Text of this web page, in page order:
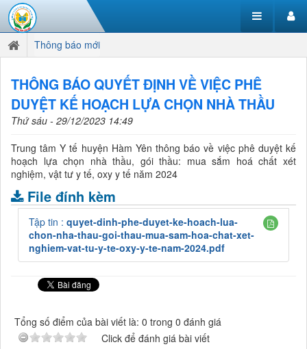
Thông báo mới
THÔNG BÁO QUYẾT ĐỊNH VỀ VIỆC PHÊ
DUYỆT KẾ HOẠCH LỰA CHỌN NHÀ THẦU
Thứ sáu - 29/12/2023 14:49
Trung tâm Y tế huyện Hàm Yên thông báo về việc phê duyệt kế
hoạch lựa chọn nhà thầu, gói thầu: mua sắm hoá chất xét
nghiệm, vật tư y tế, oxy y tế năm 2024
File đính kèm
Tập tin : quyet-dinh-phe-duyet-ke-hoach-lua-
chon-nha-thau-goi-thau-mua-sam-hoa-chat-xet-
nghiem-vat-tu-y-te-oxy-y-te-nam-2024.pdf
Tổng số điểm của bài viết là: 0 trong 0 đánh giá
Click để đánh giá bài viết